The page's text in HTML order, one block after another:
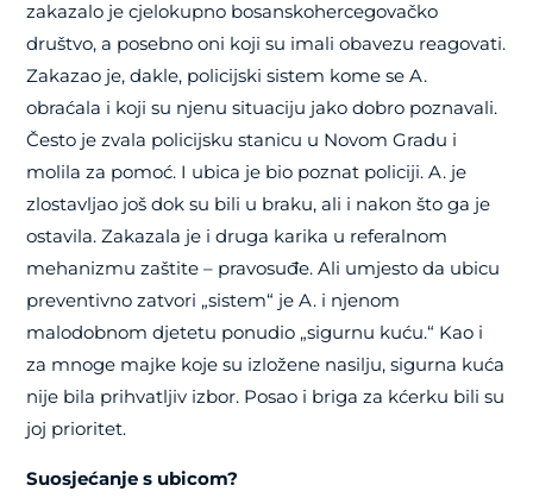
zakazalo je cjelokupno bosanskohercegovačko
društvo, a posebno oni koji su imali obavezu reagovati.
Zakazao je, dakle, policijski sistem kome se A.
obraćala i koji su njenu situaciju jako dobro poznavali.
Često je zvala policijsku stanicu u Novom Gradu i
molila za pomoć. I ubica je bio poznat policiji. A. je
zlostavljao još dok su bili u braku, ali i nakon što ga je
ostavila. Zakazala je i druga karika u referalnom
mehanizmu zaštite – pravosuđe. Ali umjesto da ubicu
preventivno zatvori „sistem“ je A. i njenom
malodobnom djetetu ponudio „sigurnu kuću.“ Kao i
za mnoge majke koje su izložene nasilju, sigurna kuća
nije bila prihvatljiv izbor. Posao i briga za kćerku bili su
joj prioritet.
Suosjećanje s ubicom?